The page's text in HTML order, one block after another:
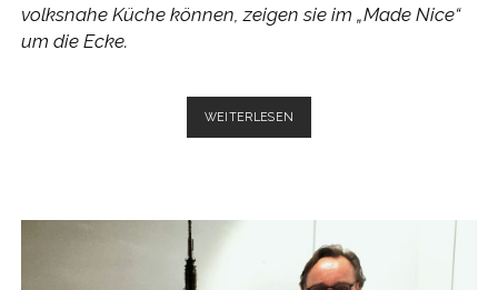
volksnahe Küche können, zeigen sie im „Made Nice“
um die Ecke.
WEITERLESEN
IT
NICE
HUMMS
„SCHNELLRESTAURANT“